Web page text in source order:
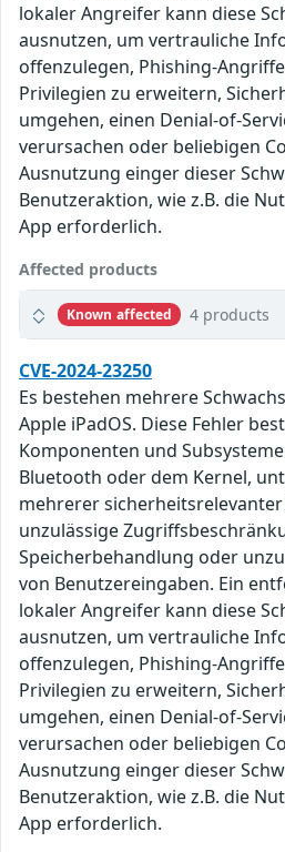
lokaler Angreifer kann diese
ausnutzen, um vertrauliche
offenzulegen, Phishing-
Privilegien zu erweitern,
umgehen, einen Denial-of-
verursachen oder beliebigen
Ausnutzung einger dieser
Benutzeraktion, wie z.B. die
App erforderlich.
Affected products
Known affected 4 products
CVE-2024-23250
Es bestehen mehrere
Apple iPadOS. Diese Fehler
Komponenten und
Bluetooth oder dem Kernel,
mehrerer
unzulässige
Speicherbehandlung oder
von Benutzereingaben. Ein
lokaler Angreifer kann diese
ausnutzen, um vertrauliche
offenzulegen, Phishing-
Privilegien zu erweitern,
umgehen, einen Denial-of-
verursachen oder beliebigen
Ausnutzung einger dieser
Benutzeraktion, wie z.B. die
App erforderlich.